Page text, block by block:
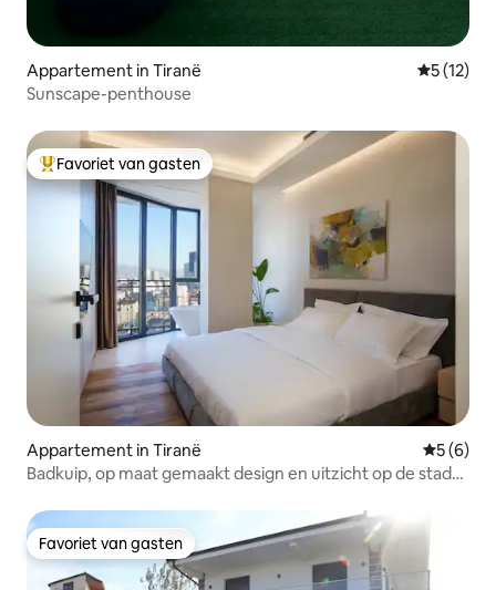
Appartement in Tiranë
5 (12)
Sunscape-penthouse
Topfavoriet van gasten
Favoriet van gasten
Appartement in Tiranë
5 (6)
Badkuip, op maat gemaakt design en uitzicht op de stad
Favoriet van gasten
Favoriet van gasten